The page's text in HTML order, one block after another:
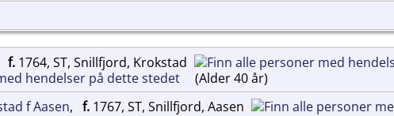
f. 1764, ST, Snillfjord, Krokstad
(Alder 40 år)
f Aasen, f. 1767, ST, Snillfjord, Aasen